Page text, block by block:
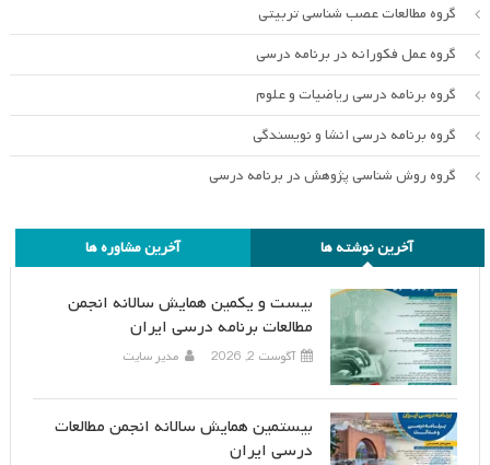
گروه مطالعات عصب شناسی تربیتی
گروه عمل فکورانه در برنامه درسی
گروه برنامه درسی ریاضیات و علوم
گروه برنامه درسی انشا و نویسندگی
گروه روش شناسی پژوهش در برنامه درسی
آخرین نوشته ها آخرین مشاوره ها
بیست و یکمین همایش سالانه انجمن
مطالعات برنامه درسی ایران
آگوست 2, 2026 مدیر سایت
بیستمین همایش سالانه انجمن مطالعات
درسی ایران